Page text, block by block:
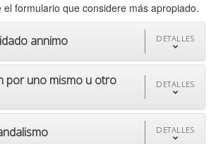
el formulario que considere más apropiado.
annimo DETALLES
por uno mismo u otro DETALLES
DETALLES